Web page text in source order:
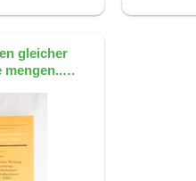
gleicher
mengen..…